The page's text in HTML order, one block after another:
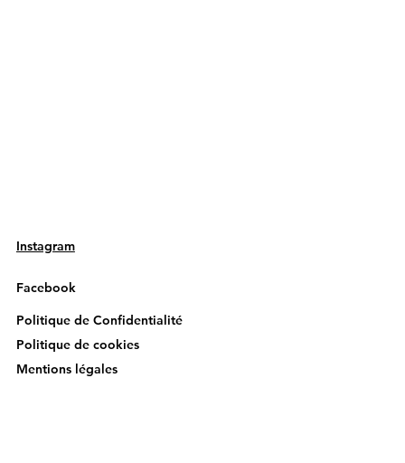
Instagram
Facebook
Politique de Confidentialité
Politique de cookies
Mentions légales